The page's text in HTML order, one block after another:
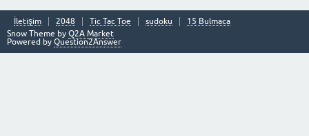
İletişim 2048 Tic Tac Toe sudoku
15 Bulmaca
Snow Theme by Q2A Market
Powered by Question2Answer